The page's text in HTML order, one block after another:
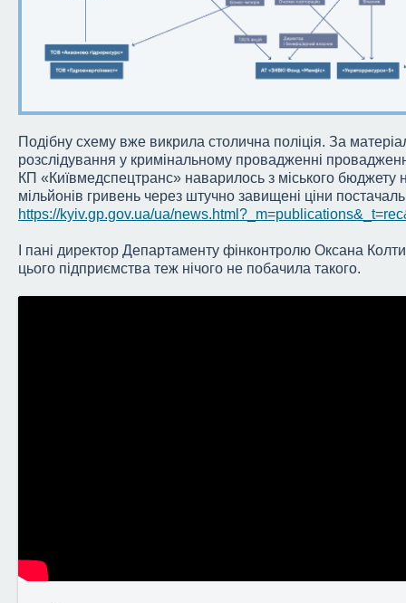
Подібну схему вже викрила столична поліція. За
розслідування у кримінальному провадженні
КП «Київмедспецтранс» наварилось з міського бюджету
мільйонів гривень через штучно завищені ціни
https://kyiv.gp.gov.ua/ua/
І пані директор Департаменту фінконтролю Оксана
цього підприємства теж нічого не побачила такого.